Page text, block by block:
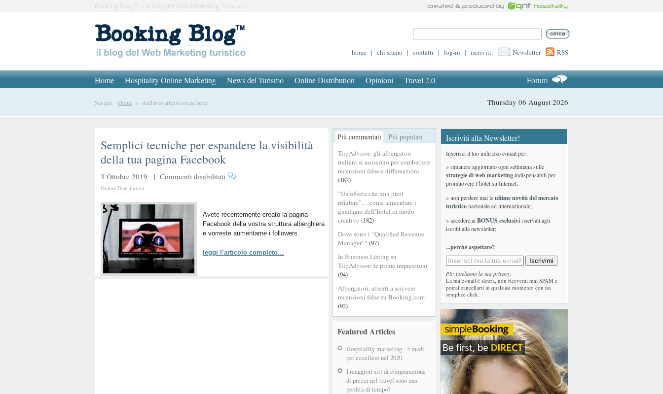
Booking Blog™ – Il blog del Web Marketing Turistico
home | chi siamo | contatti | log-in | iscriviti: Newsletter RSS
Home Hospitality Online Marketing News del Turismo Online Distribution Opinioni Travel 2.0 Forum
Sei qui: Home » Archivio articoli social hotel Thursday 06 August 2026
Più commentati Più popolari
TripAdvisor: gli albergatori
italiani si uniscono per combattere
recensioni false e diffamazioni
(182)
“Un’offerta che non puoi
rifiutare”… come aumentare i
guadagni dell’hotel in modo
creativo (182)
Dove sono i “Qualified Revenue
Manager”?(97)
In Business Listing su
TripAdvisor: le prime impressioni
(94)
Albergatori, attenti a scrivere
recensioni false su Booking.com
(92)
Featured Articles
Hospitality marketing - 5 modi
per eccellere nel 2020
I maggiori siti di comparazione
di prezzi nel travel sono una
perdita di tempo?
Semplici tecniche per espandere la visibilità
della tua pagina Facebook
3 Ottobre 2019 | Commenti disabilitati su
Semplici
espandere
la
visibilità
tua
Online Distribution
Avete recentemente creato la pagina
Facebook della vostra struttura alberghiera
e vorreste aumentarne i followers.
leggi l’articolo completo…
Iscriviti alla Newsletter!
Inserisci il tuo indirizzo e-mail per:
» rimanere aggiornato ogni settimana sulle
strategie di web marketingindispensabili per
promuovere l’hotel su Internet;
» non perdere mai leultime novità del mercato
turisticonazionale ed internazionale;
» accedere aiBONUS esclusiviriservati agli
iscritti alla newsletter;
...perché aspettare?
PS: tuteliamo la tua privacy.
La tua e-mail è sicura, non riceverai mai SPAM e
potrai cancellarti in qualsiasi momento con un
semplice click.